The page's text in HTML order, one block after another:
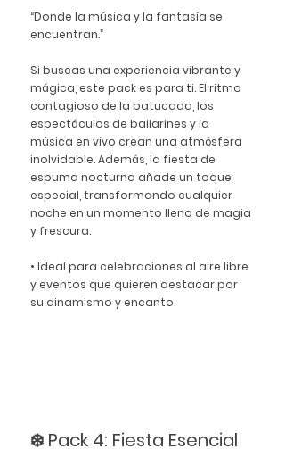
“Donde la música y la fantasía se
encuentran.”
Si buscas una experiencia vibrante y
mágica, este pack es para ti. El ritmo
contagioso de la batucada, los
espectáculos de bailarines y la
música en vivo crean una atmósfera
inolvidable. Además, la fiesta de
espuma nocturna añade un toque
especial, transformando cualquier
noche en un momento lleno de magia
y frescura.
• Ideal para celebraciones al aire libre
y eventos que quieren destacar por
su dinamismo y encanto.
❄️ Pack 4: Fiesta Esencial